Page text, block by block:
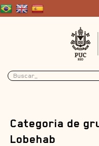
Categoria de
Lobehab